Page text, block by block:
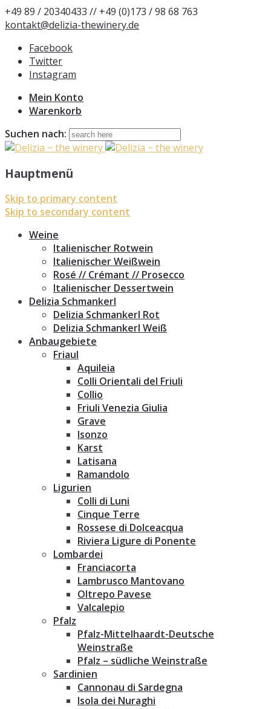
+49 89 / 20340433 // +49 (0)173 / 98 68 763
kontakt@delizia-thewinery.de
Facebook
Twitter
Instagram
Mein Konto
Warenkorb
Suchen nach:
Hauptmenü
Skip to primary content
Skip to secondary content
Weine
Italienischer Rotwein
Italienischer Weißwein
Rosé // Crémant // Prosecco
Italienischer Dessertwein
Delizia Schmankerl
Delizia Schmankerl Rot
Delizia Schmankerl Weiß
Anbaugebiete
Friaul
Aquileia
Colli Orientali del Friuli
Collio
Friuli Venezia Giulia
Grave
Isonzo
Karst
Latisana
Ramandolo
Ligurien
Colli di Luni
Cinque Terre
Rossese di Dolceacqua
Riviera Ligure di Ponente
Lombardei
Franciacorta
Lambrusco Mantovano
Oltrepo Pavese
Valcalepio
Pfalz
Pfalz-Mittelhaardt-Deutsche
Weinstraße
Pfalz – südliche Weinstraße
Sardinien
Cannonau di Sardegna
Isola dei Nuraghi